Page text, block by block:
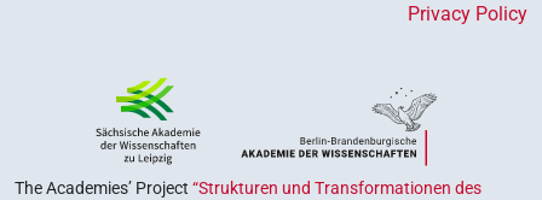
Privacy Policy
The Academies’ Project “Strukturen und Transformationen des